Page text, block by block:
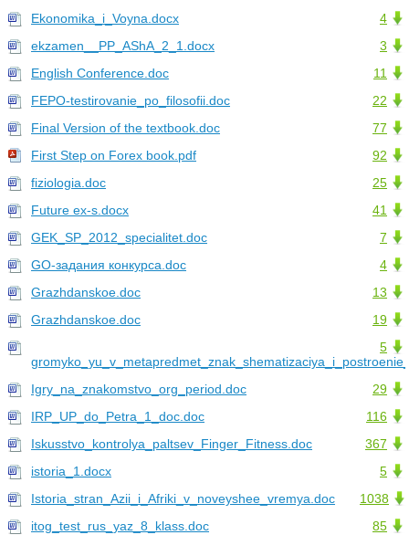
4
Ekonomika_i_Voyna.docx
3
ekzamen__PP_AShA_2_1.docx
11
English Conference.doc
22
FEPO-testirovanie_po_filosofii.doc
77
Final Version of the textbook.doc
92
First Step on Forex book.pdf
25
fiziologia.doc
41
Future ex-s.docx
7
GEK_SP_2012_specialitet.doc
4
GO-задания конкурса.doc
13
Grazhdanskoe.doc
19
Grazhdanskoe.doc
5
29
Igry_na_znakomstvo_org_period.doc
116
IRP_UP_do_Petra_1_doc.doc
367
Iskusstvo_kontrolya_paltsev_Finger_Fitness.doc
5
istoria_1.docx
1038
Istoria_stran_Azii_i_Afriki_v_noveyshee_vremya.doc
85
itog_test_rus_yaz_8_klass.doc